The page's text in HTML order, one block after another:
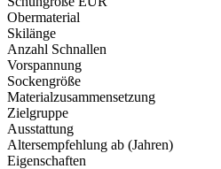
Obermaterial
Skilänge
Anzahl Schnallen
Vorspannung
Sockengröße
Materialzusammensetzung
Zielgruppe
Ausstattung
Altersempfehlung ab (Jahren)
Eigenschaften